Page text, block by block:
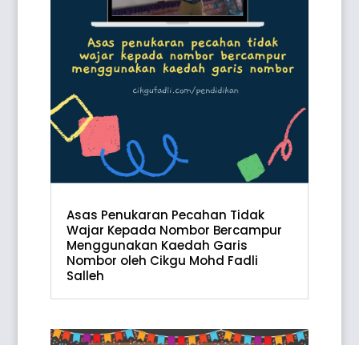
Asas Penukaran Pecahan Tidak
Wajar Kepada Nombor Bercampur
Menggunakan Kaedah Garis
Nombor oleh Cikgu Mohd Fadli
Salleh